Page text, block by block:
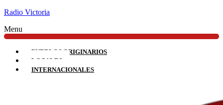
Radio Victoria
Menu
PUEBLOS ORIGINARIOS
LOCALES
INTERNACIONALES